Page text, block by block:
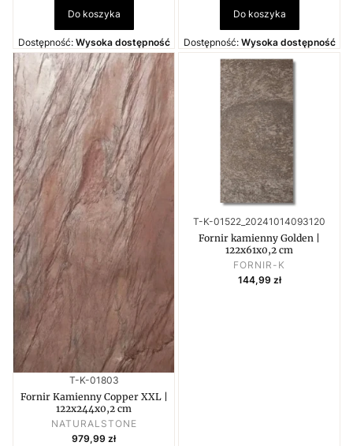
Do koszyka
Dostępność: Wysoka dostępność
Do koszyka
Dostępność: Wysoka dostępność
Kod produktu
T-K-01803
Fornir Kamienny Copper XXL |
122x244x0,2 cm
PRODUCENT
NATURALSTONE
Cena
979,99 zł
Kod produktu
T-K-01522_20241014093120
Fornir kamienny Golden |
122x61x0,2 cm
PRODUCENT
FORNIR-K
Cena
144,99 zł